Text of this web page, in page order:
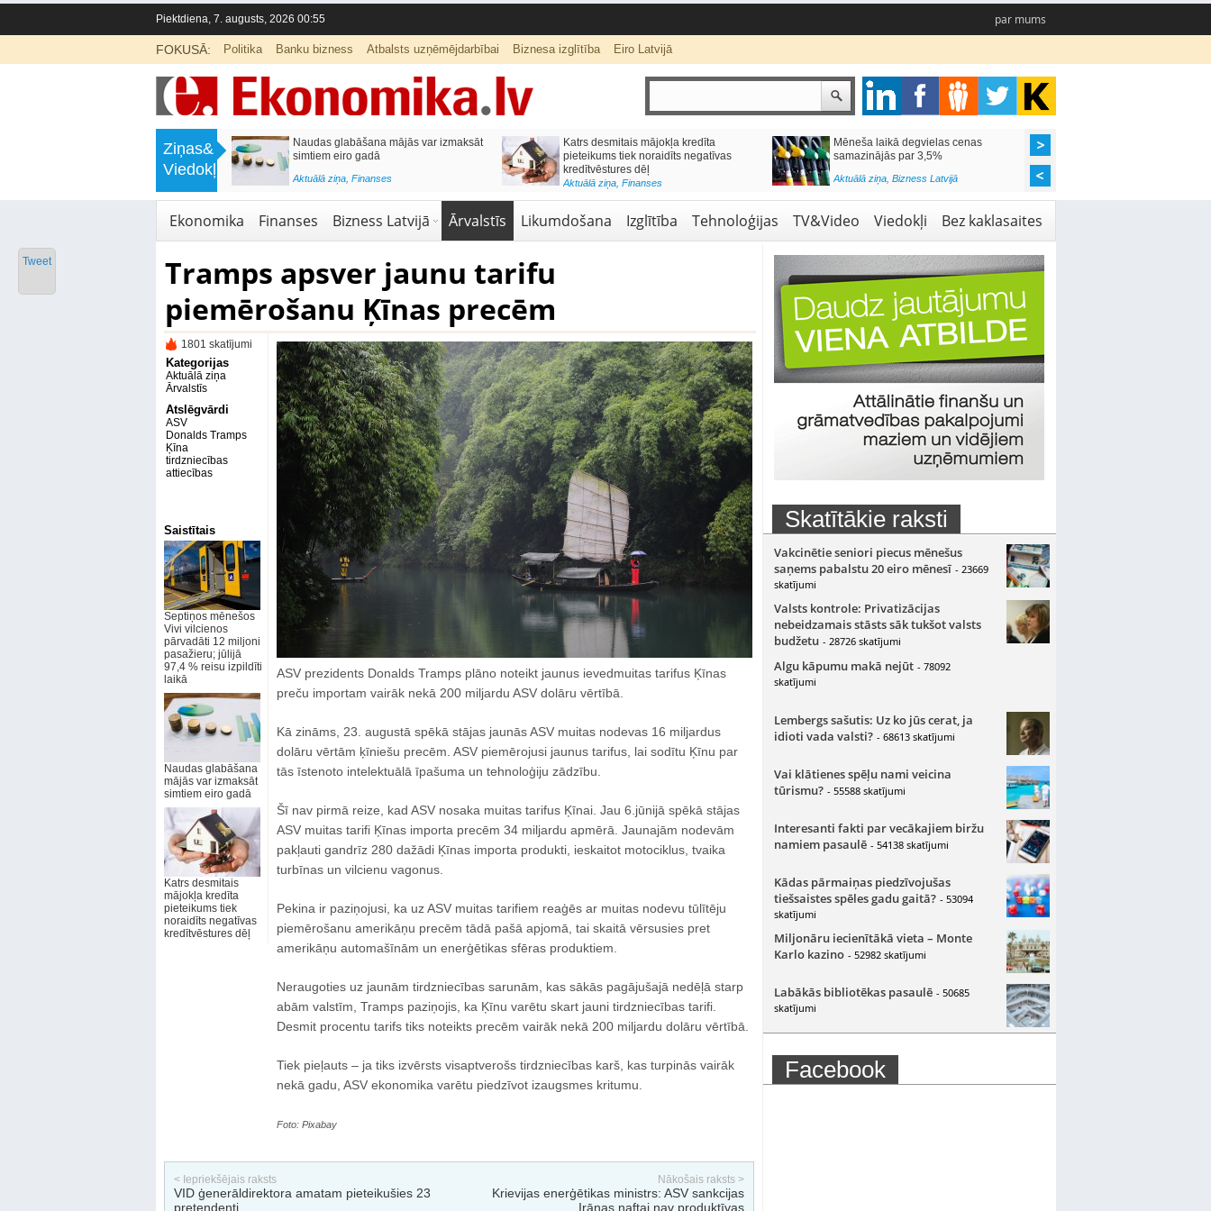
Piektdiena, 7. augusts, 2026 00:55 par mums
FOKUSĀ: Politika Banku bizness Atbalsts uzņēmējdarbībai Biznesa izglītība Eiro Latvijā
Ziņas&
Viedokļi
Septiņos mēnešos Vivi vilcienos
pārvadāti 12 miljoni pasažieru; jūlijā
Naudas glabāšana mājās var izmaksāt
simtiem eiro gadā
Aktuālā ziņa, Finanses
Katrs desmitais mājokļa kredīta
pieteikums tiek noraidīts negatīvas
kredītvēstures dēļ
Aktuālā ziņa, Finanses
Mēneša laikā degvielas cenas
samazinājās par 3,5%
Aktuālā ziņa, Bizness Latvijā
Ekonomika Finanses Bizness Latvijā Ārvalstīs Likumdošana Izglītība Tehnoloģijas TV&Video Viedokļi Bez kaklasaites
Tramps apsver jaunu tarifu
piemērošanu Ķīnas precēm
1801 skatījumi
Kategorijas
Aktuālā ziņa
Ārvalstīs
Atslēgvārdi
ASV
Donalds Tramps
Ķīna
tirdzniecības
attiecības
Saistītais
Septiņos mēnešos
Vivi vilcienos
pārvadāti 12 miljoni
pasažieru; jūlijā
97,4 % reisu izpildīti
laikā
Naudas glabāšana
mājās var izmaksāt
simtiem eiro gadā
Katrs desmitais
mājokļa kredīta
pieteikums tiek
noraidīts negatīvas
kredītvēstures dēļ
ASV prezidents Donalds Tramps plāno noteikt jaunus ievedmuitas tarifus Ķīnas
preču importam vairāk nekā 200 miljardu ASV dolāru vērtībā.
Kā zināms, 23. augustā spēkā stājas jaunās ASV muitas nodevas 16 miljardus
dolāru vērtām ķīniešu precēm. ASV piemērojusi jaunus tarifus, lai sodītu Ķīnu par
tās īstenoto intelektuālā īpašuma un tehnoloģiju zādzību.
Šī nav pirmā reize, kad ASV nosaka muitas tarifus Ķīnai. Jau 6.jūnijā spēkā stājas
ASV muitas tarifi Ķīnas importa precēm 34 miljardu apmērā. Jaunajām nodevām
pakļauti gandrīz 280 dažādi Ķīnas importa produkti, ieskaitot motociklus, tvaika
turbīnas un vilcienu vagonus.
Pekina ir paziņojusi, ka uz ASV muitas tarifiem reaģēs ar muitas nodevu tūlītēju
piemērošanu amerikāņu precēm tādā pašā apjomā, tai skaitā vērsusies pret
amerikāņu automašīnām un enerģētikas sfēras produktiem.
Neraugoties uz jaunām tirdzniecības sarunām, kas sākās pagājušajā nedēļā starp
abām valstīm, Tramps paziņojis, ka Ķīnu varētu skart jauni tirdzniecības tarifi.
Desmit procentu tarifs tiks noteikts precēm vairāk nekā 200 miljardu dolāru vērtībā.
Tiek pieļauts – ja tiks izvērsts visaptverošs tirdzniecības karš, kas turpinās vairāk
nekā gadu, ASV ekonomika varētu piedzīvot izaugsmes kritumu.
Foto: Pixabay
< Iepriekšējais raksts
VID ģenerāldirektora amatam pieteikušies 23
pretendenti
Nākošais raksts >
Krievijas enerģētikas ministrs: ASV sankcijas
Irānas naftai nav produktīvas
Skatītākie raksti
Vakcinētie seniori piecus mēnešus
saņems pabalstu 20 eiro mēnesī - 23669
skatījumi
Valsts kontrole: Privatizācijas
nebeidzamais stāsts sāk tukšot valsts
budžetu - 28726 skatījumi
Algu kāpumu makā nejūt - 78092
skatījumi
Lembergs sašutis: Uz ko jūs cerat, ja
idioti vada valsti? - 68613 skatījumi
Vai klātienes spēļu nami veicina
tūrismu? - 55588 skatījumi
Interesanti fakti par vecākajiem biržu
namiem pasaulē - 54138 skatījumi
Kādas pārmaiņas piedzīvojušas
tiešsaistes spēles gadu gaitā? - 53094
skatījumi
Miljonāru iecienītākā vieta – Monte
Karlo kazino - 52982 skatījumi
Labākās bibliotēkas pasaulē - 50685
skatījumi
Facebook
Tweet